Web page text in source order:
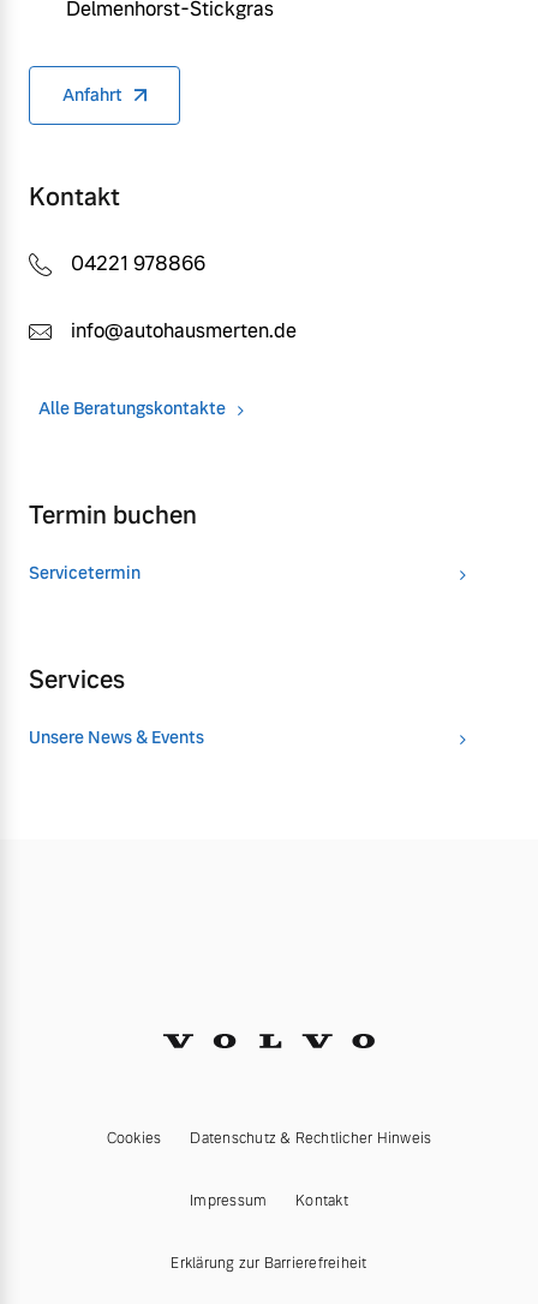
Delmenhorst-Stickgras
Anfahrt
Kontakt
04221 978866
info@autohausmerten.de
Alle Beratungskontakte
Termin buchen
Servicetermin
Services
Unsere News & Events
Cookies Datenschutz & Rechtlicher Hinweis
Impressum Kontakt
Erklärung zur Barrierefreiheit